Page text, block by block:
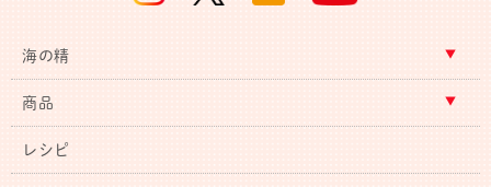
海の精
商品
レシピ